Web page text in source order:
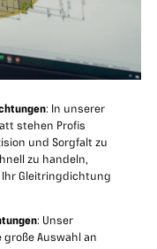
: In unserer
stehen Profis
und Sorgfalt zu
zu handeln,
Gleitringdichtung
: Unser
Auswahl an